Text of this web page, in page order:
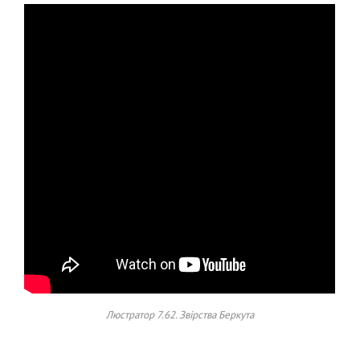
Люстратор 7.62. Звірства Беркута